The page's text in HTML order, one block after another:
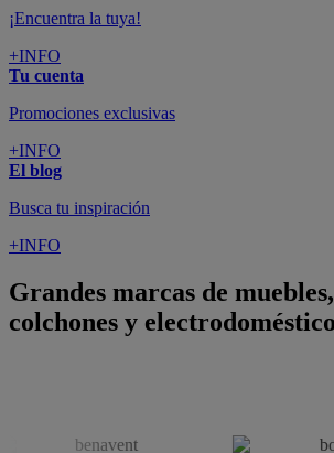
¡Encuentra la tuya!
+INFO
Tu cuenta
Promociones exclusivas
+INFO
El blog
Busca tu inspiración
+INFO
Grandes marcas de
colchones y